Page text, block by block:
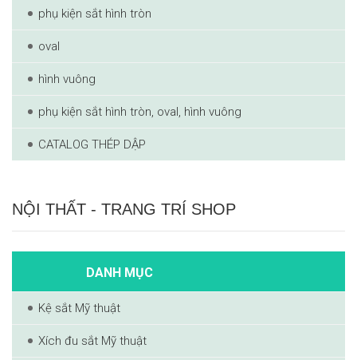
phụ kiện sắt hình tròn
oval
hình vuông
phụ kiện sắt hình tròn, oval, hình vuông
CATALOG THÉP DẬP
NỘI THẤT - TRANG TRÍ SHOP
DANH MỤC
Kệ sắt Mỹ thuật
Xích đu sắt Mỹ thuật